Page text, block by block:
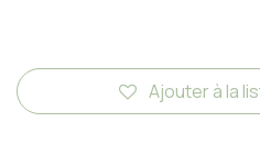
Ajouter à la